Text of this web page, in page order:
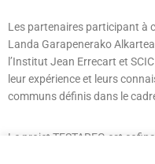
Les partenaires participant à
Landa Garapenerako
l’Institut Jean Errecart et
leur expérience et leurs
communs définis dans le
Le projet TESTAREG est